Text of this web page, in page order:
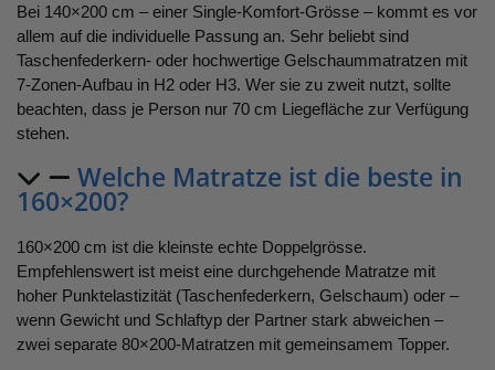
Bei 140×200 cm – einer Single-Komfort-Grösse – kommt es vor
allem auf die individuelle Passung an. Sehr beliebt sind
Taschenfederkern- oder hochwertige Gelschaummatratzen mit
7-Zonen-Aufbau in H2 oder H3. Wer sie zu zweit nutzt, sollte
beachten, dass je Person nur 70 cm Liegefläche zur Verfügung
stehen.
Welche Matratze ist die beste in
160×200?
160×200 cm ist die kleinste echte Doppelgrösse.
Empfehlenswert ist meist eine durchgehende Matratze mit
hoher Punktelastizität (Taschenfederkern, Gelschaum) oder –
wenn Gewicht und Schlaftyp der Partner stark abweichen –
zwei separate 80×200-Matratzen mit gemeinsamem Topper.